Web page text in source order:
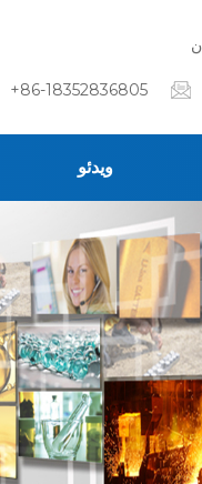
+86-18352836805
ویدئو